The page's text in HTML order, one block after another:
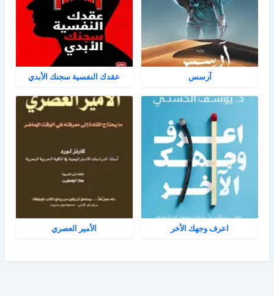
آرسس عقدك النفسية سجنك الأبدي
اعرف وجهك الأخر الأمير العصري